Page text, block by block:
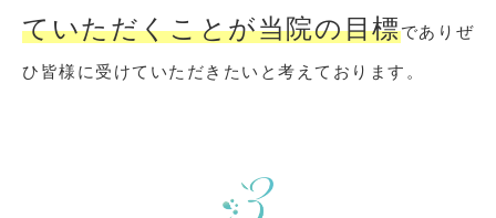
ていただくことが当院の目標でありぜ
ひ皆様に受けていただきたいと考えております。